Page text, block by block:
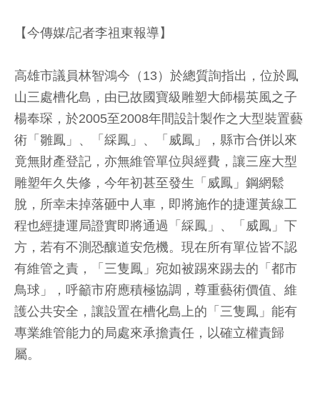
【今傳媒/記者李祖東報導】
高雄市議員林智鴻今（13）於總質詢指出，位於鳳
山三處槽化島，由已故國寶級雕塑大師楊英風之子
楊奉琛，於2005至2008年間設計製作之大型裝置藝
術「雛鳳」、「綵鳳」、「威鳳」，縣市合併以來
竟無財產登記，亦無維管單位與經費，讓三座大型
雕塑年久失修，今年初甚至發生「威鳳」鋼網鬆
脫，所幸未掉落砸中人車，即將施作的捷運黃線工
程也經捷運局證實即將通過「綵鳳」、「威鳳」下
方，若有不測恐釀道安危機。現在所有單位皆不認
有維管之責，「三隻鳳」宛如被踢來踢去的「都市
鳥球」，呼籲市府應積極協調，尊重藝術價值、維
護公共安全，讓設置在槽化島上的「三隻鳳」能有
專業維管能力的局處來承擔責任，以確立權責歸
屬。